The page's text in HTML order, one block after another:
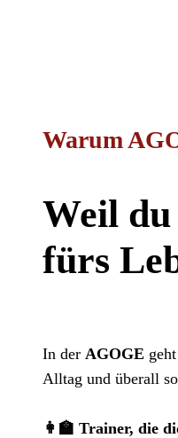
Warum
Weil
fürs
In der AGOGE
Alltag und überall
👩‍🏫 Trainer, die